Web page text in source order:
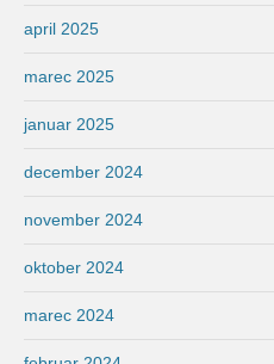
april 2025
marec 2025
januar 2025
december 2024
november 2024
oktober 2024
marec 2024